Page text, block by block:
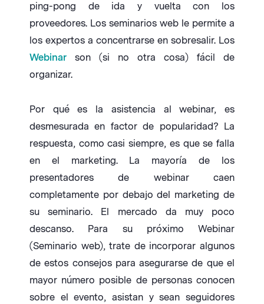
ping-pong de ida y vuelta con los
proveedores. Los seminarios web le permite a
los expertos a concentrarse en sobresalir. Los
Webinar son (si no otra cosa) fácil de
organizar.
Por qué es la asistencia al webinar, es
desmesurada en factor de popularidad? La
respuesta, como casi siempre, es que se falla
en el marketing. La mayoría de los
presentadores de webinar caen
completamente por debajo del marketing de
su seminario. El mercado da muy poco
descanso. Para su próximo Webinar
(Seminario web), trate de incorporar algunos
de estos consejos para asegurarse de que el
mayor número posible de personas conocen
sobre el evento, asistan y sean seguidores